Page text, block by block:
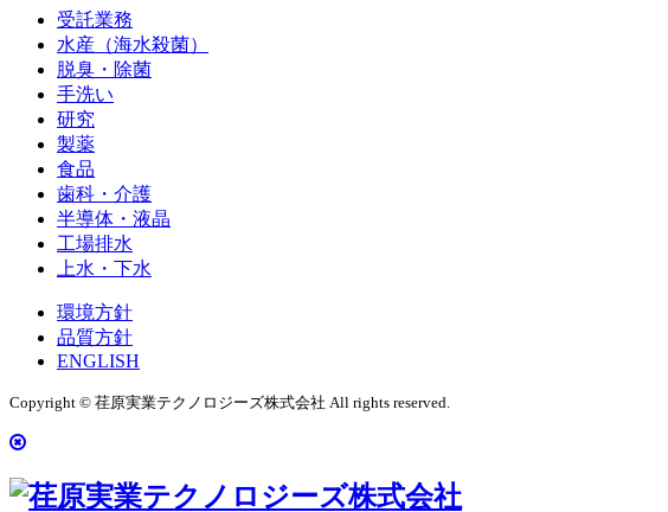
受託業務
水産（海水殺菌）
脱臭・除菌
手洗い
研究
製薬
食品
歯科・介護
半導体・液晶
工場排水
上水・下水
環境方針
品質方針
ENGLISH
Copyright © 荏原実業テクノロジーズ株式会社 All rights reserved.